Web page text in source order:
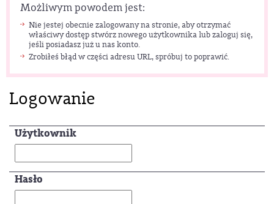
Możliwym powodem jest:
Nie jestej obecnie zalogowany na stronie, aby otrzymać
właściwy dostęp stwórz nowego użytkownika lub zaloguj się,
jeśli posiadasz już u nas konto.
Zrobiłeś błąd w części adresu URL, spróbuj to poprawić.
Logowanie
Użytkownik
Hasło